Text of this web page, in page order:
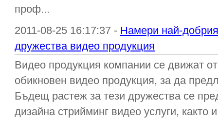
проф...
2011-08-25 16:17:37 - Намери най-
дружества видео продукция
Видео продукция компании се движат
обикновен видео продукция, за да
Бъдещ растеж за тези дружества се
дизайна стрийминг видео услуги, както